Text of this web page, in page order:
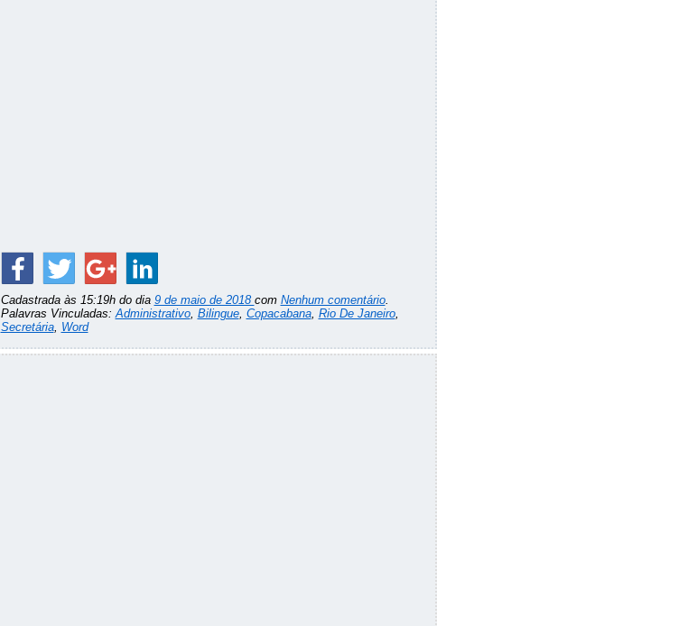
Cadastrada às 15:19h do dia 9 de maio de 2018 com Nenhum comentário.
Palavras Vinculadas:Administrativo, Bilingue, Copacabana, Rio De Janeiro,
Secretária, Word